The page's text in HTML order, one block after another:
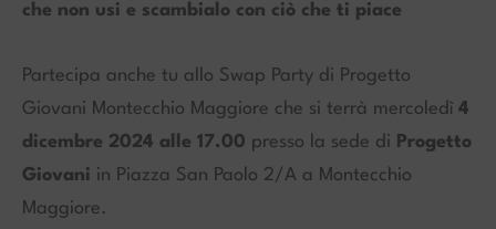
che non usi e scambialo con ciò che ti piace
Partecipa anche tu allo Swap Party di Progetto
Giovani Montecchio Maggiore che si terrà mercoledì 4
dicembre 2024 alle 17.00 presso la sede di Progetto
Giovani in Piazza San Paolo 2/A a Montecchio
Maggiore.